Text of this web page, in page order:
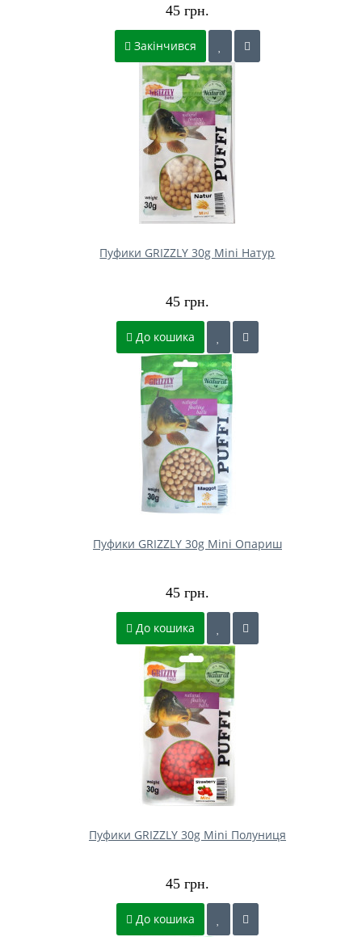
45 грн.
Закінчився
Пуфики GRIZZLY 30g Mini Натур
45 грн.
До кошика
Пуфики GRIZZLY 30g Mini Опариш
45 грн.
До кошика
Пуфики GRIZZLY 30g Mini Полуниця
45 грн.
До кошика